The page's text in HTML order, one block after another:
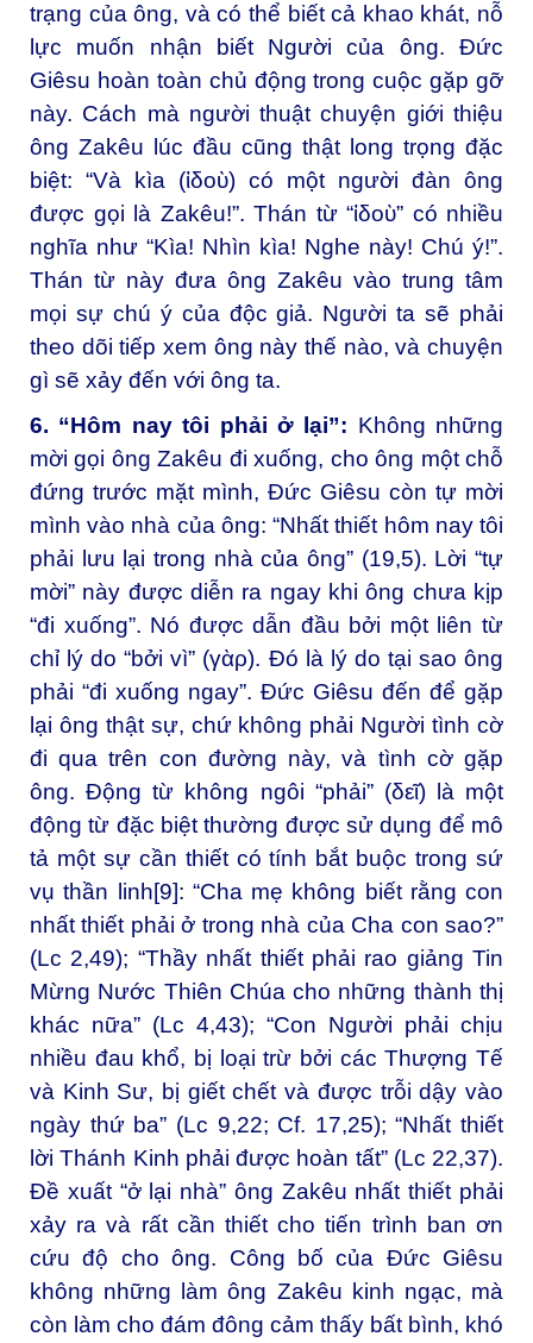
trạng của ông, và có thể biết cả khao khát, nỗ
lực muốn nhận biết Người của ông. Đức
Giêsu hoàn toàn chủ động trong cuộc gặp gỡ
này. Cách mà người thuật chuyện giới thiệu
ông Zakêu lúc đầu cũng thật long trọng đặc
biệt: “Và kìa (ἰδοὺ) có một người đàn ông
được gọi là Zakêu!”. Thán từ “ἰδοὺ” có nhiều
nghĩa như “Kìa! Nhìn kìa! Nghe này! Chú ý!”.
Thán từ này đưa ông Zakêu vào trung tâm
mọi sự chú ý của độc giả. Người ta sẽ phải
theo dõi tiếp xem ông này thế nào, và chuyện
gì sẽ xảy đến với ông ta.
6. “Hôm nay tôi phải ở lại”: Không những
mời gọi ông Zakêu đi xuống, cho ông một chỗ
đứng trước mặt mình, Đức Giêsu còn tự mời
mình vào nhà của ông: “Nhất thiết hôm nay tôi
phải lưu lại trong nhà của ông” (19,5). Lời “tự
mời” này được diễn ra ngay khi ông chưa kịp
“đi xuống”. Nó được dẫn đầu bởi một liên từ
chỉ lý do “bởi vì” (γὰρ). Đó là lý do tại sao ông
phải “đi xuống ngay”. Đức Giêsu đến để gặp
lại ông thật sự, chứ không phải Người tình cờ
đi qua trên con đường này, và tình cờ gặp
ông. Động từ không ngôi “phải” (δεῖ) là một
động từ đặc biệt thường được sử dụng để mô
tả một sự cần thiết có tính bắt buộc trong sứ
vụ thần linh[9]: “Cha mẹ không biết rằng con
nhất thiết phải ở trong nhà của Cha con sao?”
(Lc 2,49); “Thầy nhất thiết phải rao giảng Tin
Mừng Nước Thiên Chúa cho những thành thị
khác nữa” (Lc 4,43); “Con Người phải chịu
nhiều đau khổ, bị loại trừ bởi các Thượng Tế
và Kinh Sư, bị giết chết và được trỗi dậy vào
ngày thứ ba” (Lc 9,22; Cf. 17,25); “Nhất thiết
lời Thánh Kinh phải được hoàn tất” (Lc 22,37).
Đề xuất “ở lại nhà” ông Zakêu nhất thiết phải
xảy ra và rất cần thiết cho tiến trình ban ơn
cứu độ cho ông. Công bố của Đức Giêsu
không những làm ông Zakêu kinh ngạc, mà
còn làm cho đám đông cảm thấy bất bình, khó